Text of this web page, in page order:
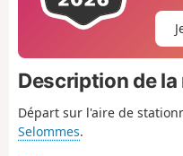
Description de
Départ sur l'aire de
Selommes.